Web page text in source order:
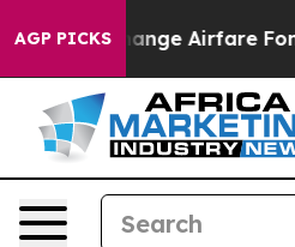
AGP PICKS
To Change Airfare Font